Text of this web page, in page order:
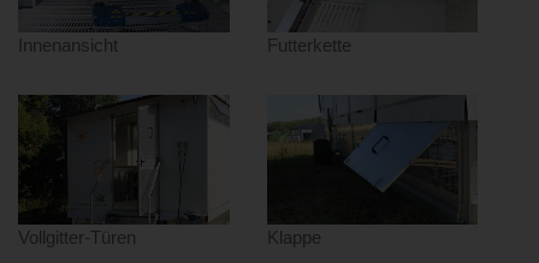
Innenansicht Futterkette
Vollgitter-Türen Klappe